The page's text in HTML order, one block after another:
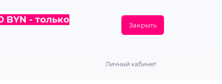
BYN - только Закрыть
Личный кабинет